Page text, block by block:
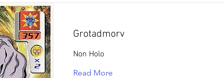
Grotadmorv
Non Holo
Read More